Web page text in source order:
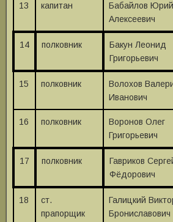
13 капитан
Бабайлов Юрий
Алексеевич
14 полковник
Бакун Леонид
Григорьевич
15 полковник
Волохов
Иванович
16 полковник
Воронов Олег
Григорьевич
17 полковник
Гавриков
Фёдорович
18
ст.
прапорщик
Галицкий
Брониславович